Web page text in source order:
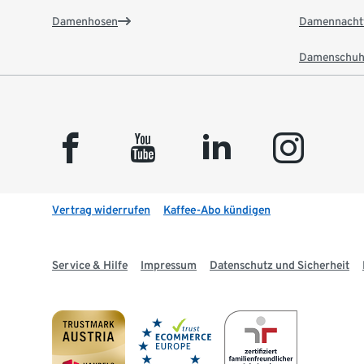
Damenhosen
facebook youtube linkedin instagram
Vertrag widerrufen Kaffee-Abo kündigen
Service & Hilfe Impressum Datenschutz und Sicherheit